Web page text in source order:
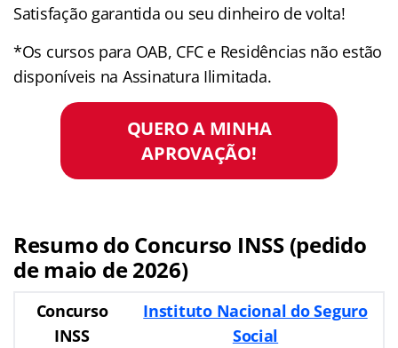
Satisfação garantida ou seu dinheiro de volta!
*Os cursos para OAB, CFC e Residências não estão
disponíveis na Assinatura Ilimitada.
QUERO A MINHA
APROVAÇÃO!
Resumo do Concurso INSS (pedido
de maio de 2026)
Concurso
INSS
Instituto Nacional do Seguro
Social